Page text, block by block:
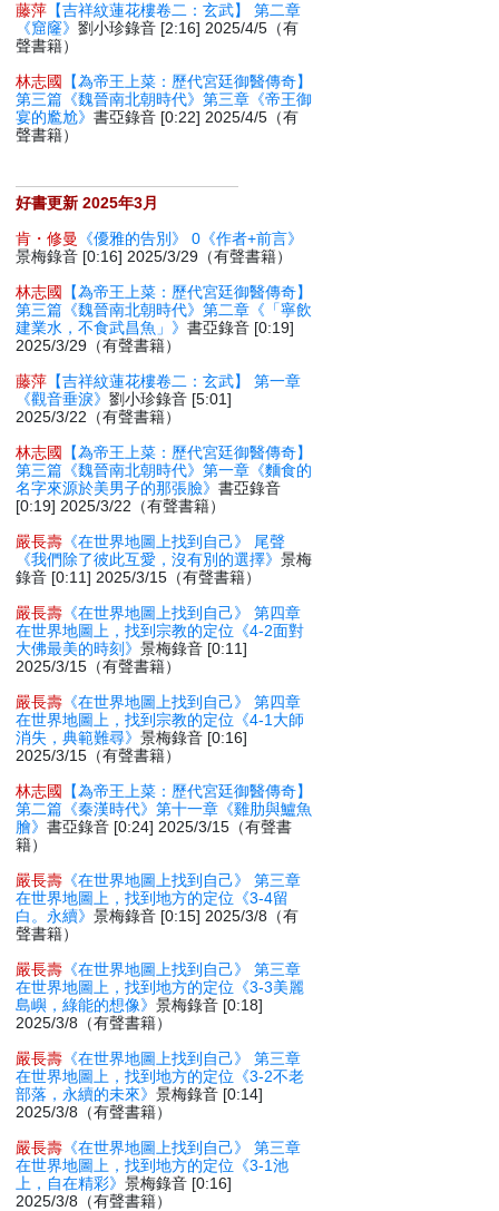
藤萍 【吉祥紋蓮花樓卷二：玄武】 第二章
《窟窿》劉小珍錄音 [2:16] 2025/4/5（有
聲書籍）
林志國
【為帝王上菜：歷代宮廷御醫傳奇】
第三篇《魏晉南北朝時代》第三章《帝王御
宴的尷尬》書亞錄音 [0:22] 2025/4/5（有
聲書籍）
好書更新 2025年3月
肯・修曼
《優雅的告別》 0《作者+前言》
景梅錄音 [0:16] 2025/3/29（有聲書籍）
林志國
【為帝王上菜：歷代宮廷御醫傳奇】
第三篇《魏晉南北朝時代》第二章《「寧飲
建業水，不食武昌魚」》書亞錄音 [0:19]
2025/3/29（有聲書籍）
藤萍 【吉祥紋蓮花樓卷二：玄武】 第一章
《觀音垂淚》劉小珍錄音 [5:01]
2025/3/22（有聲書籍）
林志國
【為帝王上菜：歷代宮廷御醫傳奇】
第三篇《魏晉南北朝時代》第一章《麵食的
名字來源於美男子的那張臉》書亞錄音
[0:19] 2025/3/22（有聲書籍）
嚴長壽 《在世界地圖上找到自己》 尾聲
《我們除了彼此互愛，沒有別的選擇》景梅
錄音 [0:11] 2025/3/15（有聲書籍）
嚴長壽 《在世界地圖上找到自己》 第四章
在世界地圖上，找到宗教的定位《4-2面對
大佛最美的時刻》景梅錄音 [0:11]
2025/3/15（有聲書籍）
嚴長壽 《在世界地圖上找到自己》 第四章
在世界地圖上，找到宗教的定位《4-1大師
消失，典範難尋》景梅錄音 [0:16]
2025/3/15（有聲書籍）
林志國
【為帝王上菜：歷代宮廷御醫傳奇】
第二篇《秦漢時代》第十一章《雞肋與鱸魚
膾》書亞錄音 [0:24] 2025/3/15（有聲書
籍）
嚴長壽 《在世界地圖上找到自己》 第三章
在世界地圖上，找到地方的定位《3-4留
白。永續》景梅錄音 [0:15] 2025/3/8（有
聲書籍）
嚴長壽 《在世界地圖上找到自己》 第三章
在世界地圖上，找到地方的定位《3-3美麗
島嶼，綠能的想像》景梅錄音 [0:18]
2025/3/8（有聲書籍）
嚴長壽 《在世界地圖上找到自己》 第三章
在世界地圖上，找到地方的定位《3-2不老
部落，永續的未來》景梅錄音 [0:14]
2025/3/8（有聲書籍）
嚴長壽 《在世界地圖上找到自己》 第三章
在世界地圖上，找到地方的定位《3-1池
上，自在精彩》景梅錄音 [0:16]
2025/3/8（有聲書籍）